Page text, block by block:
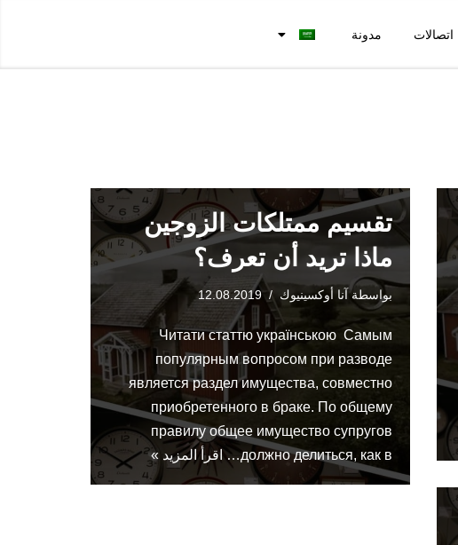
اتصالات مدونة
تقسيم ممتلكات الزوجين
ماذا تريد أن تعرف؟
بواسطةآنا أوكسينيوك 12.08.2019
Читати статтю українською Самым
популярным вопросом при разводе
является раздел имущества, совместно
приобретенного в браке. По общему
правилу общее имущество супругов
должно делиться, как в…
اقرأ المزيد »